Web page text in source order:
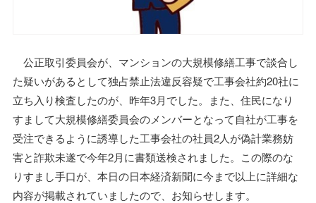
公正取引委員会が、マンションの大規模修繕工事で談合し
た疑いがあるとして独占禁止法違反容疑で工事会社約20社に
立ち入り検査したのが、昨年3月でした。また、住民になり
すまして大規模修繕委員会のメンバーとなって自社が工事を
受注できるように誘導した工事会社の社員2人が偽計業務妨
害と詐欺未遂で今年2月に書類送検されました。この際のな
りすまし手口が、本日の日本経済新聞に今まで以上に詳細な
内容が掲載されていましたので、お知らせします。